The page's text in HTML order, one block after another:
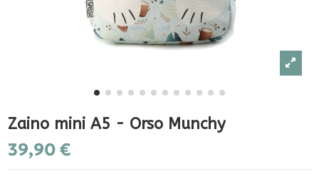
Zaino mini A5 - Orso Munchy
39,90 €